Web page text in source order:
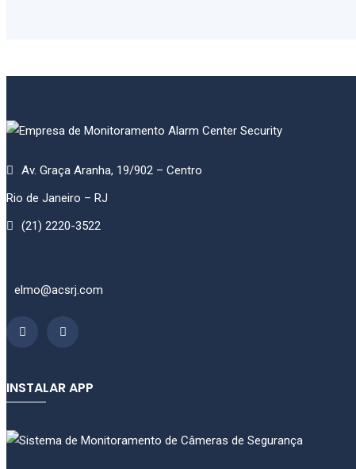
Av. Graça Aranha, 19/902 – Centro
Rio de Janeiro – RJ
(21) 2220-3522
elmo@acsrj.com
INSTALAR APP